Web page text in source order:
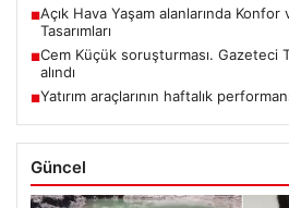
■Açık Hava Yaşam alanlarında Konfor
Tasarımları
■Cem Küçük soruşturması. Gazeteci
alındı
■Yatırım araçlarının haftalık
Güncel